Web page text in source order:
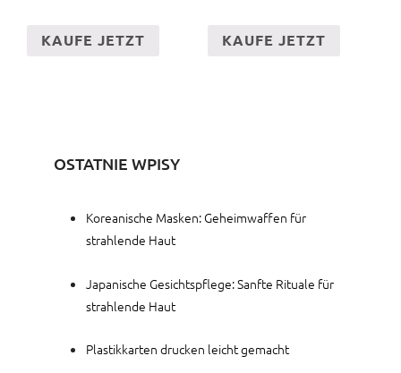
KAUFE JETZT KAUFE JETZT
OSTATNIE WPISY
Koreanische Masken: Geheimwaffen für
strahlende Haut
Japanische Gesichtspflege: Sanfte Rituale für
strahlende Haut
Plastikkarten drucken leicht gemacht